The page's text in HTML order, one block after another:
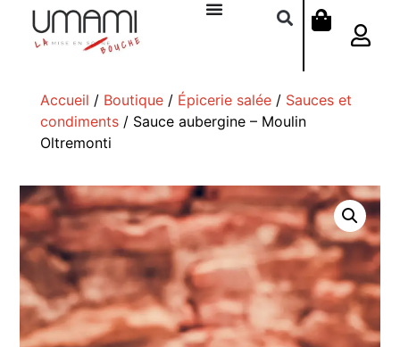
Accueil / Boutique/ Épicerie salée/ Sauces et
condiments/ Sauce aubergine – Moulin
Oltremonti